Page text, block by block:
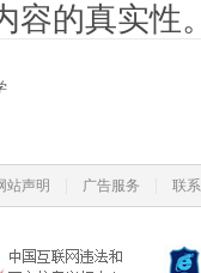
容的真实性
站声明 广告服务 联